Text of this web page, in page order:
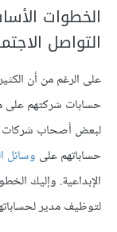
الخطوات
التواصل
على الرغم من أن
حسابات شركتهم على
لبعض أصحاب
حساباتهم على وسائل
لتوظيف مدير